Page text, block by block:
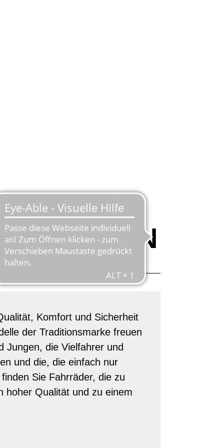
MACHEN
Komfort und Sicherheit
der Traditionsmarke freuen
Jungen, die Vielfahrer und
und die, die einfach nur
Sie Fahrräder, die zu
hoher Qualität und zu einem